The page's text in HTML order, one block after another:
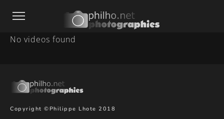
No videos found
Copyright ©Philippe Lhote 2018